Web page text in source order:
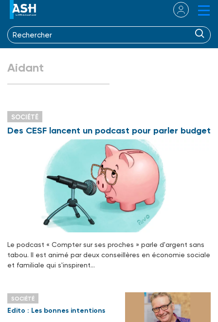
Aidant
SOCIÉTÉ
Des CESF lancent un podcast pour parler budget
Le podcast « Compter sur ses proches » parle d'argent sans
tabou. Il est animé par deux conseillères en économie sociale
et familiale qui s'inspirent…
SOCIÉTÉ
Edito : Les bonnes intentions